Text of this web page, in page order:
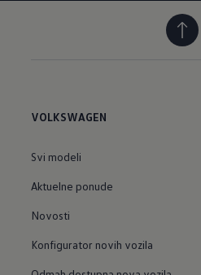
VOLKSWAGEN
Svi modeli
Aktuelne ponude
Novosti
Konfigurator novih vozila